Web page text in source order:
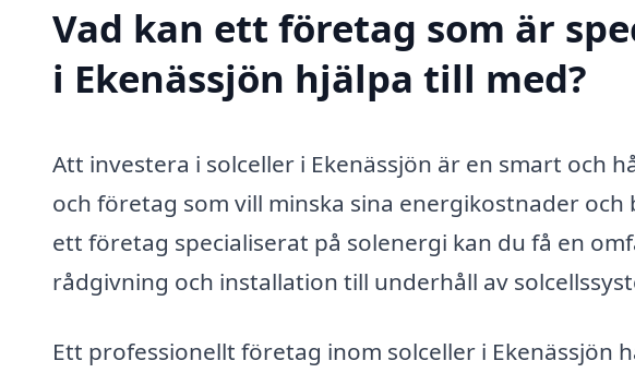
Vad kan ett företag som är
i Ekenässjön hjälpa till med?
Att investera i solceller i Ekenässjön är en smart och
och företag som vill minska sina energikostnader
ett företag specialiserat på solenergi kan du få en
rådgivning och installation till underhåll av
Ett professionellt företag inom solceller i Ekenässjön